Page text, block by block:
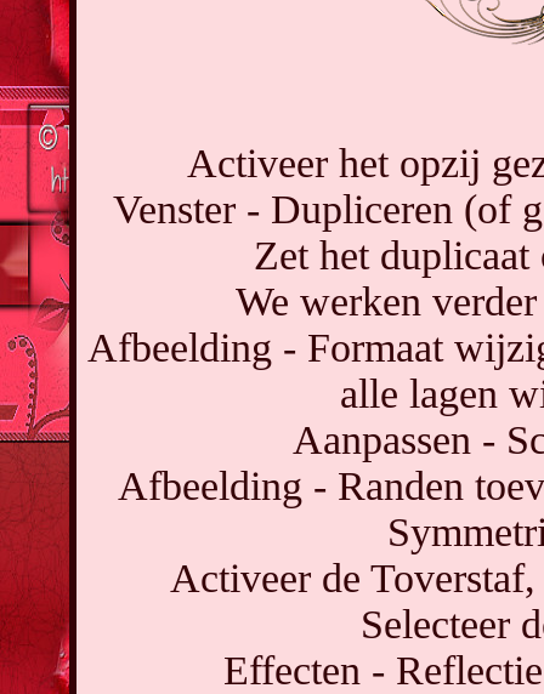
Activeer het opzij
Venster - Dupliceren (of
Zet het
We werken
Afbeelding - Formaat
alle lagen
Aanpassen -
Afbeelding - Randen
Activeer de
Selecteer
Effecten -